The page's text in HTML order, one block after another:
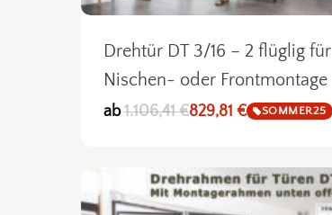
Drehtür DT 3/16 – 2 flüglig für
Nischen- oder Frontmontage
ab 1.106,41€829,81 € SOMMER25